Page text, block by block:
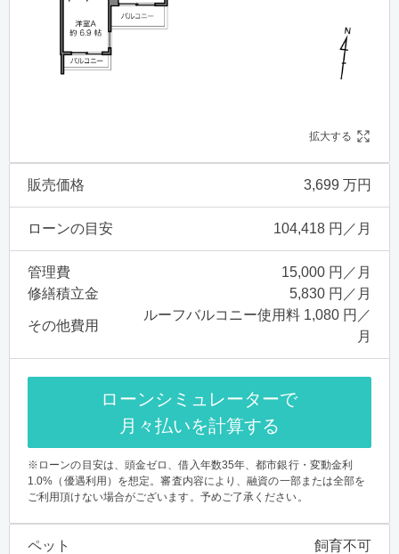
拡大する
販売価格 3,699 万円
ローンの目安 104,418 円／月
管理費
15,000 円／月
修繕積立金
5,830 円／月
その他費用
ルーフバルコニー使用料 1,080 円／
月
ローンシミュレーターで
月々払いを計算する
※ローンの目安は、頭金ゼロ、借入年数35年、都市銀行・変動金利
1.0%（優遇利用）を想定。審査内容により、融資の一部または全部を
ご利用頂けない場合がございます。予めご了承ください。
ペット 飼育不可